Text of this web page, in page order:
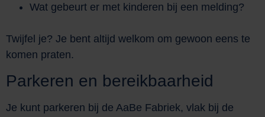
Wat gebeurt er met kinderen bij een melding?
Twijfel je? Je bent altijd welkom om gewoon eens te
komen praten.
Parkeren en bereikbaarheid
Je kunt parkeren bij de AaBe Fabriek, vlak bij de